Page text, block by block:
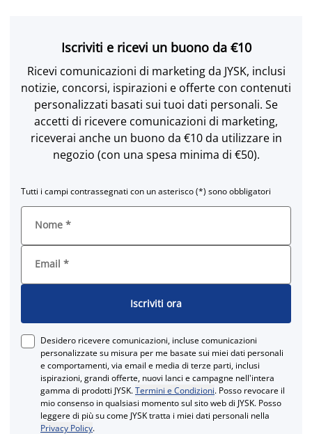
Iscriviti e ricevi un buono da €10
Ricevi comunicazioni di marketing da JYSK, inclusi
notizie, concorsi, ispirazioni e offerte con contenuti
personalizzati basati sui tuoi dati personali. Se
accetti di ricevere comunicazioni di marketing,
riceverai anche un buono da €10 da utilizzare in
negozio (con una spesa minima di €50).
Tutti i campi contrassegnati con un asterisco (*) sono obbligatori
Nome *
Email *
Iscriviti ora
Desidero ricevere comunicazioni, incluse comunicazioni
personalizzate su misura per me basate sui miei dati personali
e comportamenti, via email e media di terze parti, inclusi
ispirazioni, grandi offerte, nuovi lanci e campagne nell'intera
gamma di prodotti JYSK.Termini e Condizioni. Posso revocare il
mio consenso in qualsiasi momento sul sito web di JYSK. Posso
leggere di più su come JYSK tratta i miei dati personali nella
Privacy Policy.